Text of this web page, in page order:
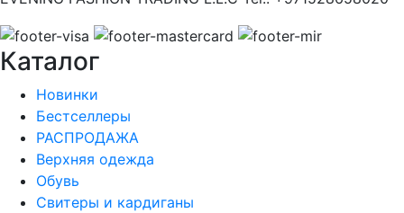
Каталог
Новинки
Бестселлеры
РАСПРОДАЖА
Верхняя одежда
Обувь
Свитеры и кардиганы